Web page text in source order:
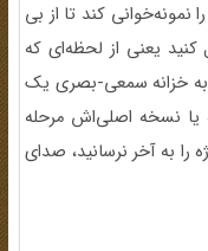
کند تا از بی
یعنی از لحظه‌ای که
به خزانه سمعی-بصری یک
یا نسخه اصلی‌اش مرحله
به آخر نرسانید، صدای